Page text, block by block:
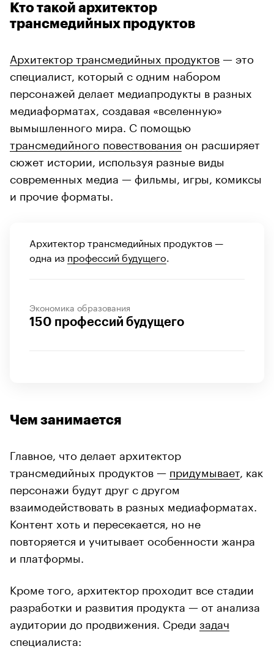
Кто такой архитектор
трансмедийных продуктов
Архитектор трансмедийных продуктов — это
специалист, который с одним набором
персонажей делает медиапродукты в разных
медиаформатах, создавая «вселенную»
вымышленного мира. С помощью
трансмедийного повествования он расширяет
сюжет истории, используя разные виды
современных медиа — фильмы, игры, комиксы
и прочие форматы.
Архитектор трансмедийных продуктов —
одна из профессий будущего
Экономика образования
150 профессий будущего
Чем занимается
Главное, что делает архитектор
трансмедийных продуктов — придумывает, как
персонажи будут друг с другом
взаимодействовать в разных медиаформатах.
Контент хоть и пересекается, но не
повторяется и учитывает особенности жанра
и платформы.
Кроме того, архитектор проходит все стадии
разработки и развития продукта — от анализа
аудитории до продвижения. Среди задач
специалиста: